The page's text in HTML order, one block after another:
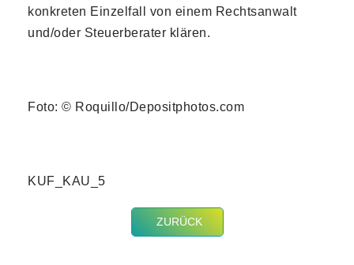
konkreten Einzelfall von einem Rechtsanwalt
und/oder Steuerberater klären.
Foto: © Roquillo/Depositphotos.com
KUF_KAU_5
ZURÜCK